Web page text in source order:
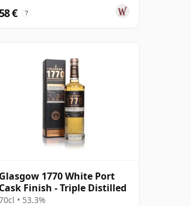
€ ?
Glasgow 1770 White Port
Cask Finish - Triple Distilled
• 53.3%